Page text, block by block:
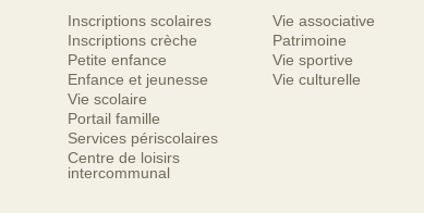
Inscriptions scolaires
Inscriptions crèche
Petite enfance
Enfance et jeunesse
Vie scolaire
Portail famille
Services périscolaires
Centre de loisirs
intercommunal
Vie associative
Patrimoine
Vie sportive
Vie culturelle